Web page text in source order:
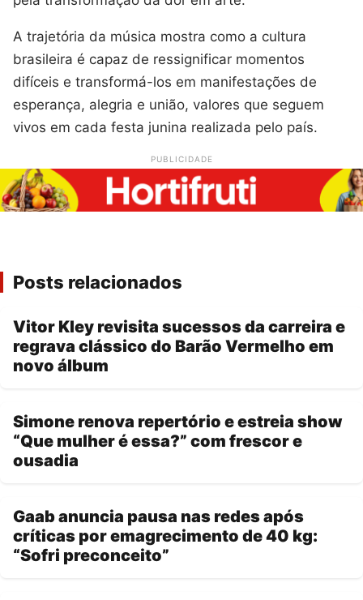
A trajetória da música mostra como a cultura
brasileira é capaz de ressignificar momentos
difíceis e transformá-los em manifestações de
esperança, alegria e união, valores que seguem
vivos em cada festa junina realizada pelo país.
PUBLICIDADE
Posts relacionados
Vitor Kley revisita sucessos da carreira e
regrava clássico do Barão Vermelho em
novo álbum
Simone renova repertório e estreia show
“Que mulher é essa?” com frescor e
ousadia
Gaab anuncia pausa nas redes após
críticas por emagrecimento de 40 kg:
“Sofri preconceito”